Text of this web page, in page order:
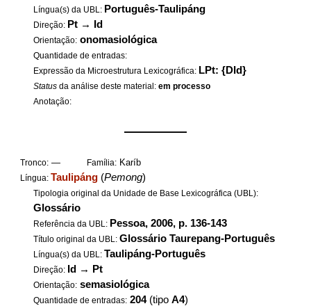
Língua(s) da UBL: Português-Taulipáng
Direção: Pt → Id
Orientação: onomasiológica
Quantidade de entradas:
Expressão da Microestrutura Lexicográfica: LPt: {DId}
Status da análise deste material:em processo
Anotação:
——————
Tronco: — Família: Karíb
Língua: Taulipáng (Pemong)
Tipologia original da Unidade de Base Lexicográfica (UBL):
Glossário
Referência da UBL: Pessoa, 2006, p. 136-143
Título original da UBL:Glossário Taurepang-Português
Língua(s) da UBL: Taulipáng-Português
Direção: Id → Pt
Orientação: semasiológica
Quantidade de entradas: 204(tipoA4)